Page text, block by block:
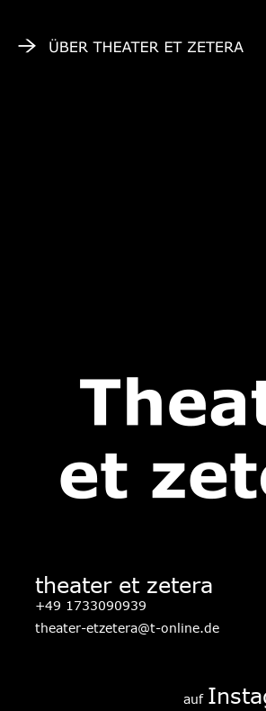
theater et zetera
+49 1733090939
auf
theater-etzetera@t-online.de